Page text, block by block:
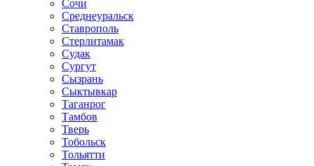
Сочи
Среднеуральск
Ставрополь
Стерлитамак
Судак
Сургут
Сызрань
Сыктывкар
Таганрог
Тамбов
Тверь
Тобольск
Тольятти